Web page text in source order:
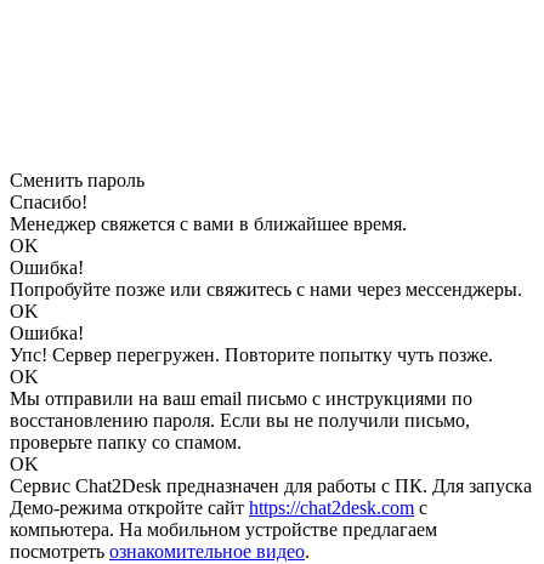
Сменить пароль
Спасибо!
Менеджер свяжется с вами в ближайшее время.
OK
Ошибка!
Попробуйте позже или свяжитесь с нами через мессенджеры.
OK
Ошибка!
Упс! Сервер перегружен. Повторите попытку чуть позже.
OK
Мы отправили на ваш email письмо с инструкциями по
восстановлению пароля. Если вы не получили письмо,
проверьте папку со спамом.
OK
Сервис Chat2Desk предназначен для работы с ПК. Для запуска
Демо-режима откройте сайт https://chat2desk.com с
компьютера. На мобильном устройстве предлагаем
посмотреть ознакомительное видео.